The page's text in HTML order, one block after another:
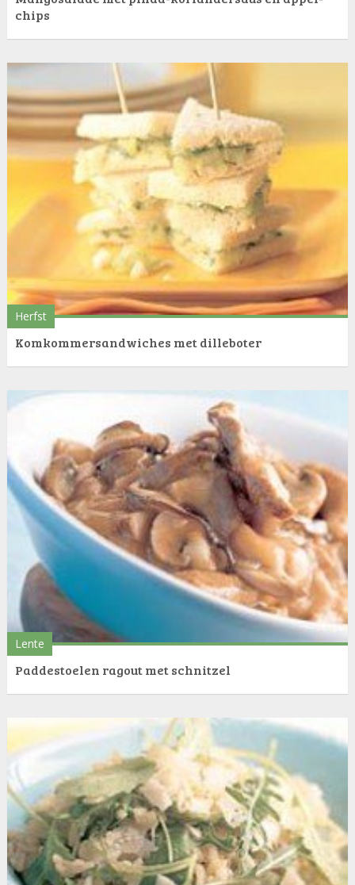
chips
Herfst
Komkommersandwiches met dilleboter
Lente
Paddestoelen ragout met schnitzel